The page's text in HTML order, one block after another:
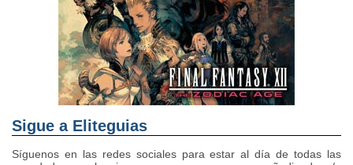
Sigue a Eliteguias
Síguenos en las redes sociales para estar al día de todas las